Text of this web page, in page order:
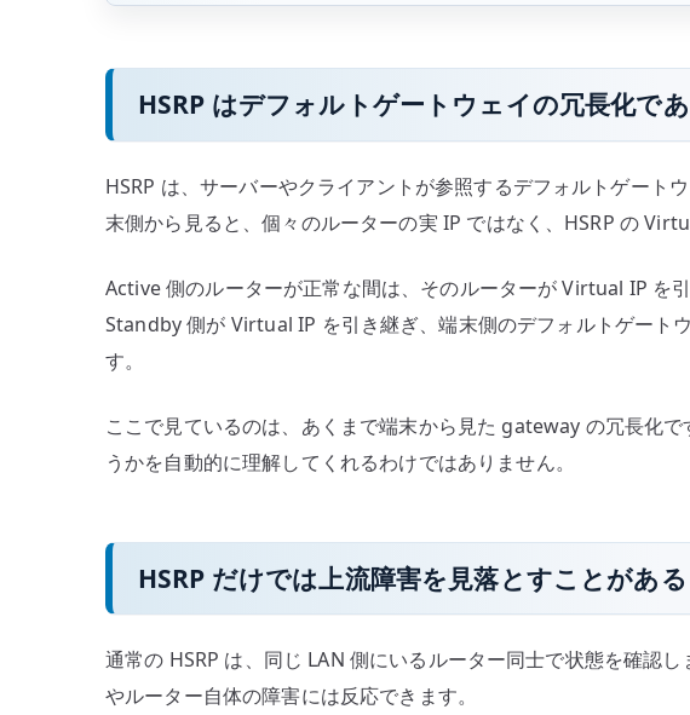
HSRP はデフォルトゲートウェイの冗長化で
HSRP は、サーバーやクライアントが参照するデフォルトゲート
末側から見ると、個々のルーターの実 IP ではなく、HSRP の
Active 側のルーターが正常な間は、そのルーターが Virtual IP を
Standby 側が Virtual IP を引き継ぎ、端末側のデフォルトゲート
す。
ここで見ているのは、あくまで端末から見た gateway の冗長化
うかを自動的に理解してくれるわけではありません。
HSRP だけでは上流障害を見落とすことがある
通常の HSRP は、同じ LAN 側にいるルーター同士で状態を確認
やルーター自体の障害には反応できます。